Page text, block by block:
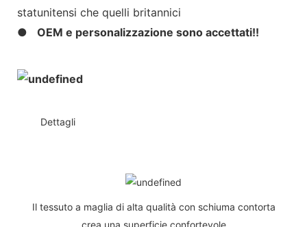
statunitensi che quelli britannici
●
OEM e personalizzazione sono accettati!!
Dettagli
Il tessuto a maglia di alta qualità con schiuma contorta
crea una superficie confortevole